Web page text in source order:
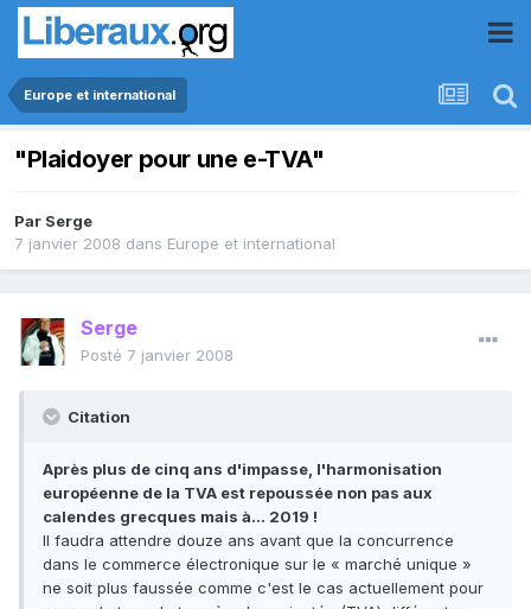
Europe et international
"Plaidoyer pour une e-TVA"
Par Serge
7 janvier 2008 dans Europe et international
Serge
Posté 7 janvier 2008
Citation
Après plus de cinq ans d'impasse, l'harmonisation
européenne de la TVA est repoussée non pas aux
calendes grecques mais à… 2019 !
Il faudra attendre douze ans avant que la concurrence
dans le commerce électronique sur le « marché unique »
ne soit plus faussée comme c'est le cas actuellement pour